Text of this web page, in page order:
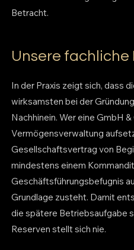
Betracht.
Unsere fachliche
In der Praxis zeigt sich, dass
wirksamsten bei der
Nachhinein. Wer eine GmbH &
Vermögensverwaltung
Gesellschaftsvertrag von
mindestens einem
Geschäftsführungsbefugnis
Grundlage zusteht. Damit
die spätere Betriebsaufgabe
Reserven stellt sich nie.